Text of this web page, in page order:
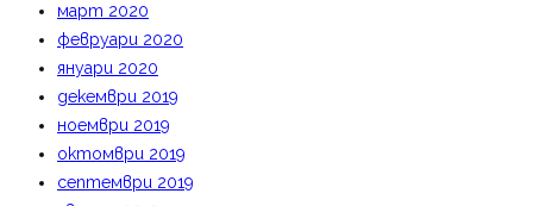
март 2020
февруари 2020
януари 2020
декември 2019
ноември 2019
октомври 2019
септември 2019